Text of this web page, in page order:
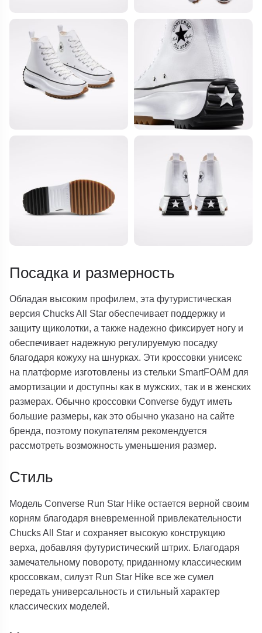
Посадка и размерность
Обладая высоким профилем, эта футуристическая
версия Chucks All Star обеспечивает поддержку и
защиту щиколотки, а также надежно фиксирует ногу и
обеспечивает надежную регулируемую посадку
благодаря кожуху на шнурках. Эти кроссовки унисекс
на платформе изготовлены из стельки SmartFOAM для
амортизации и доступны как в мужских, так и в женских
размерах. Обычно кроссовки Converse будут иметь
большие размеры, как это обычно указано на сайте
бренда, поэтому покупателям рекомендуется
рассмотреть возможность уменьшения размер.
Стиль
Модель Converse Run Star Hike остается верной своим
корням благодаря вневременной привлекательности
Chucks All Star и сохраняет высокую конструкцию
верха, добавляя футуристический штрих. Благодаря
замечательному повороту, приданному классическим
кроссовкам, силуэт Run Star Hike все же сумел
передать универсальность и стильный характер
классических моделей.